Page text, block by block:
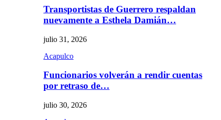
Transportistas de Guerrero respaldan
nuevamente a Esthela Damián…
julio 31, 2026
Acapulco
Funcionarios volverán a rendir cuentas
por retraso de…
julio 30, 2026